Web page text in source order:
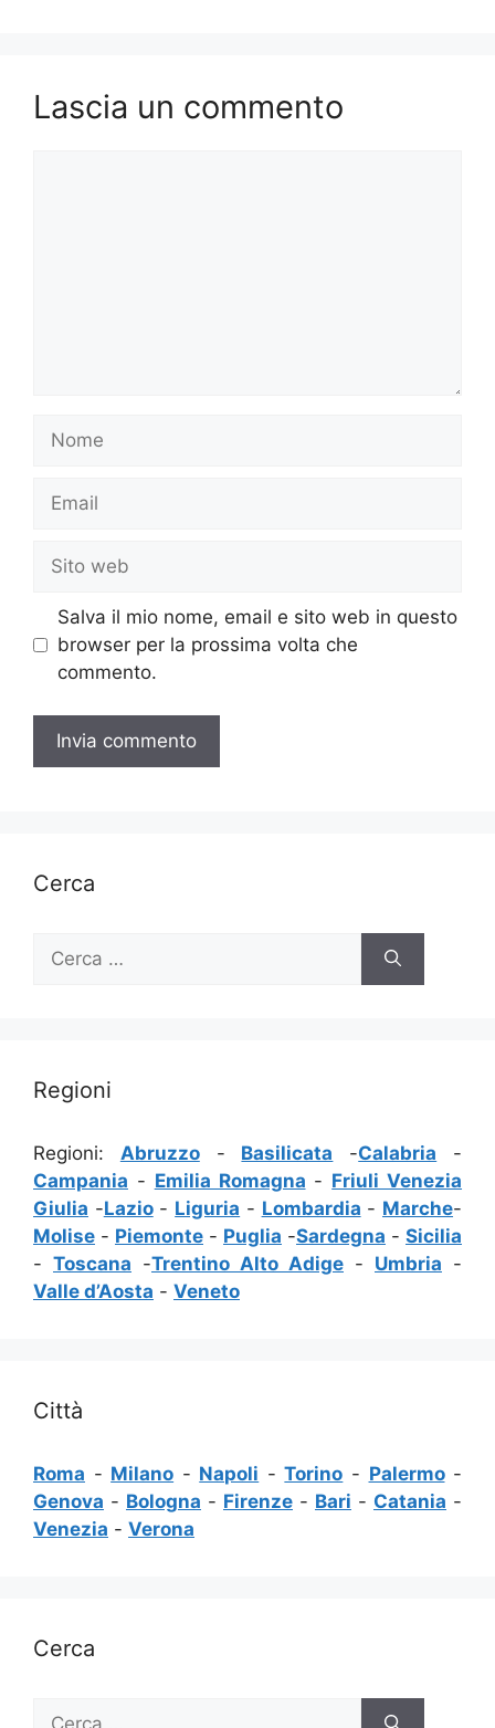
Lascia un commento
Nome
Email
Sito
web
Salva il mio nome, email e sito web in questo
browser per la prossima volta che
commento.
Cerca
per:
Regioni
Regioni: Abruzzo- Basilicata -Calabria -
Campania - Emilia Romagna - Friuli Venezia
Giulia -Lazio- Liguria - Lombardia - Marche-
Molise - Piemonte - Puglia -Sardegna - Sicilia
- Toscana -Trentino Alto Adige - Umbria -
Valle d’Aosta - Veneto
Città
Roma - Milano - Napoli -Torino - Palermo-
Genova - Bologna - Firenze - Bari - Catania -
Venezia - Verona
Cerca